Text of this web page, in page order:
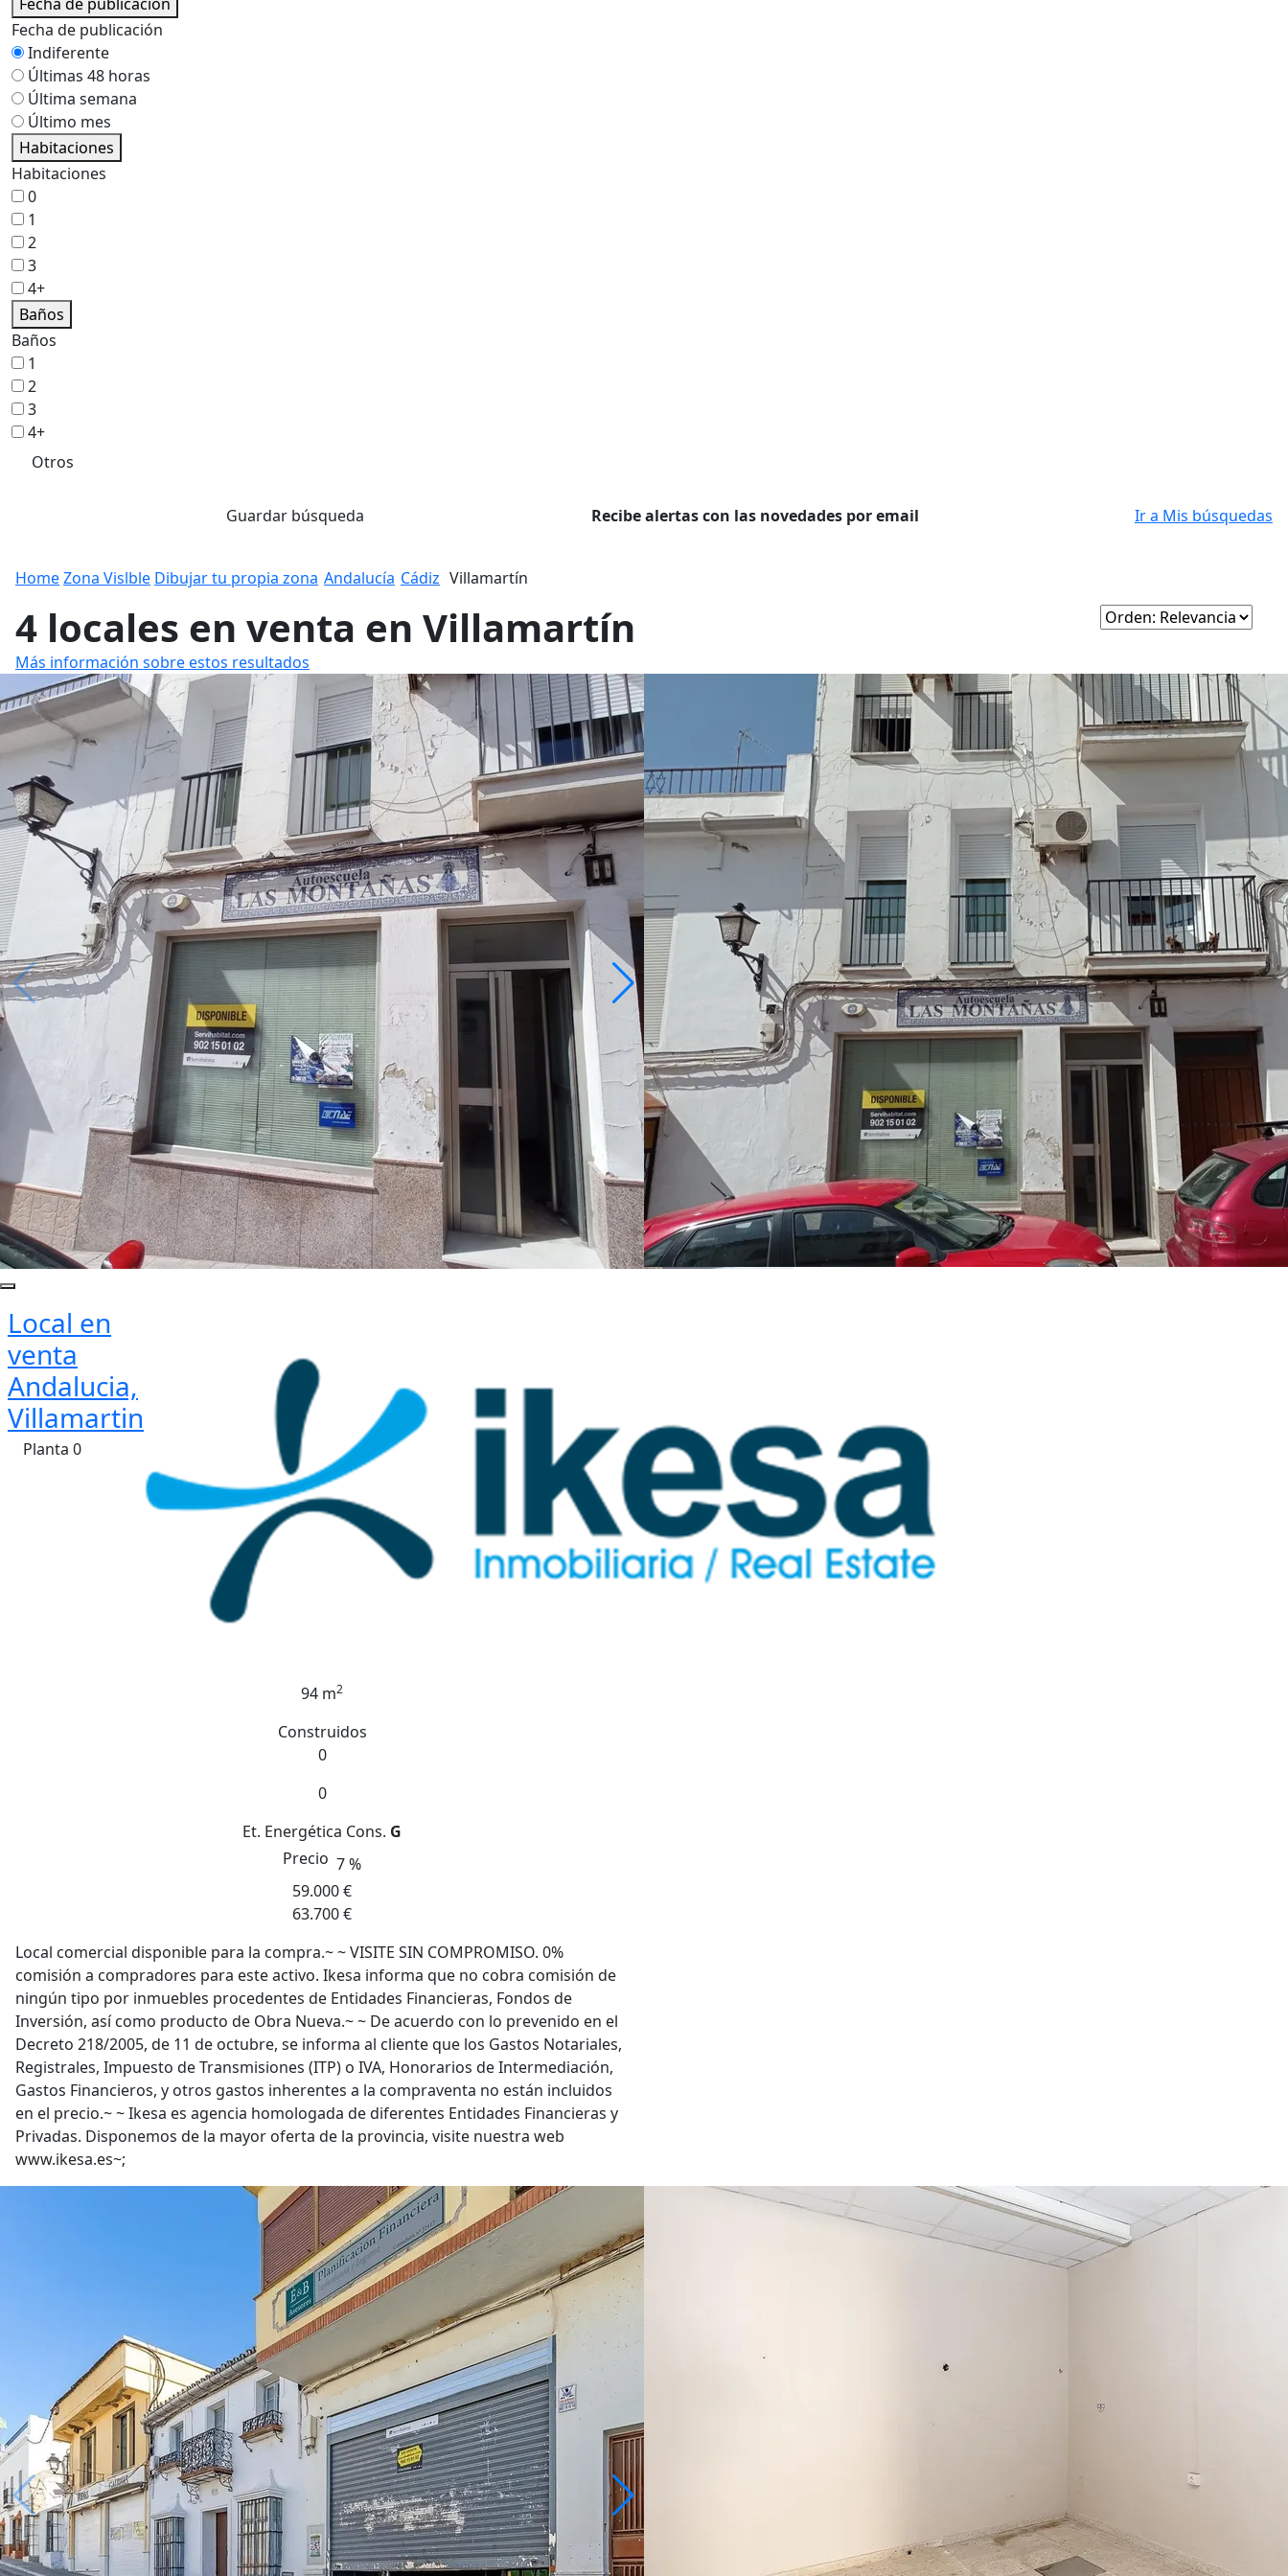
Fecha de publicación
Indiferente
Últimas 48 horas
Última semana
Último mes
Habitaciones
Habitaciones
0
1
2
3
4+
Baños
Baños
1
2
3
4+
Otros
Guardar búsqueda Recibe alertas con las novedades por email Ir a Mis búsquedas
HomeZona Vislble Dibujar tu propia zona Andalucía Cádiz Villamartín
4 locales en venta en Villamartín
Más información sobre estos resultados
Local en
venta
Andalucia,
Villamartin
Planta 0
94 m2
Construidos
0
0
Et. Energética Cons. G
Precio 7 %
59.000 €
63.700 €
Local comercial disponible para la compra.~ ~ VISITE SIN COMPROMISO. 0%
comisión a compradores para este activo. Ikesa informa que no cobra comisión de
ningún tipo por inmuebles procedentes de Entidades Financieras, Fondos de
Inversión, así como producto de Obra Nueva.~ ~ De acuerdo con lo prevenido en el
Decreto 218/2005, de 11 de octubre, se informa al cliente que los Gastos Notariales,
Registrales, Impuesto de Transmisiones (ITP) o IVA, Honorarios de Intermediación,
Gastos Financieros, y otros gastos inherentes a la compraventa no están incluidos
en el precio.~ ~ Ikesa es agencia homologada de diferentes Entidades Financieras y
Privadas. Disponemos de la mayor oferta de la provincia, visite nuestra web
www.ikesa.es~;